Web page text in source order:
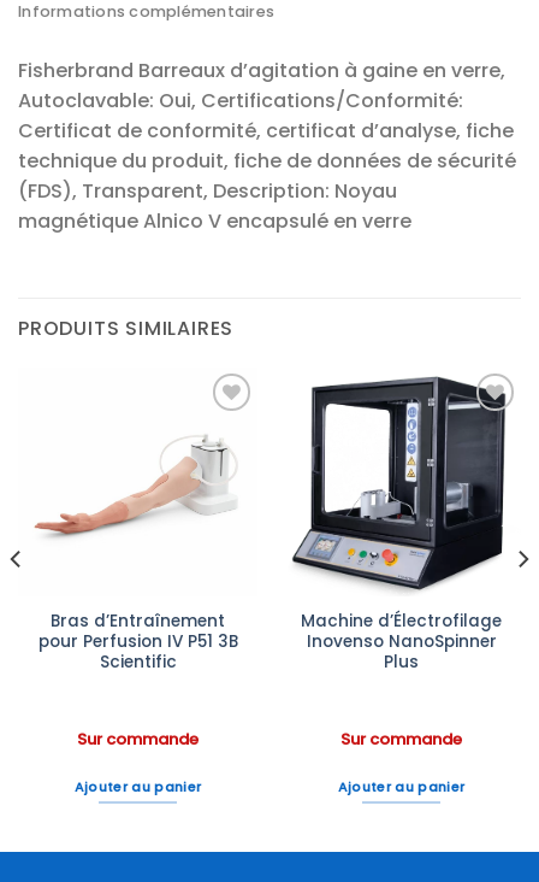
Informations complémentaires
Fisherbrand Barreaux d’agitation à gaine en verre,
Autoclavable: Oui, Certifications/Conformité:
Certificat de conformité, certificat d’analyse, fiche
technique du produit, fiche de données de sécurité
(FDS), Transparent, Description: Noyau
magnétique Alnico V encapsulé en verre
PRODUITS SIMILAIRES
Ajouter
à la liste
d’envies
Bras d’Entraînement
pour Perfusion IV P51 3B
Scientific
Sur commande
Ajouter au panier
Ajouter
à la liste
d’envies
Machine d’Électrofilage
Inovenso NanoSpinner
Plus
Sur commande
Ajouter au panier